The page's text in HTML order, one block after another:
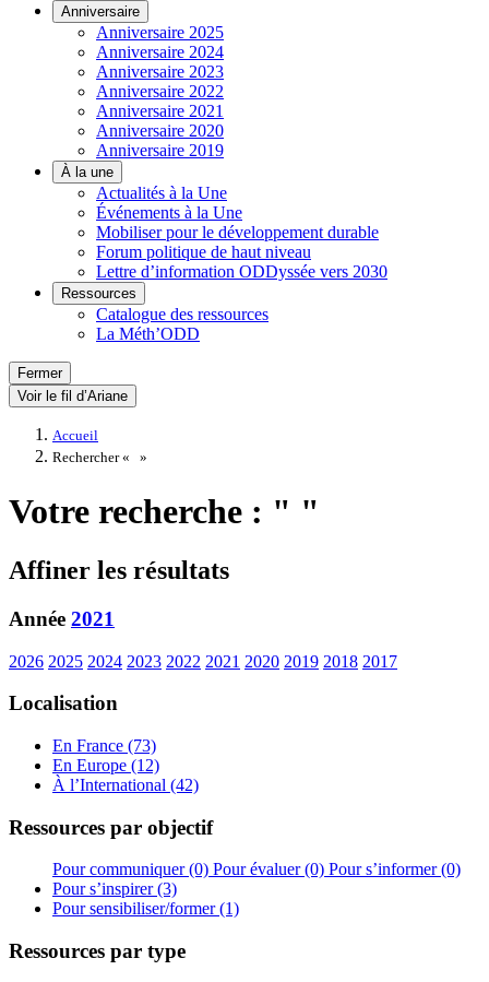
Anniversaire
Anniversaire 2025
Anniversaire 2024
Anniversaire 2023
Anniversaire 2022
Anniversaire 2021
Anniversaire 2020
Anniversaire 2019
À la une
Actualités à la Une
Événements à la Une
Mobiliser pour le développement durable
Forum politique de haut niveau
Lettre d’information ODDyssée vers 2030
Ressources
Catalogue des ressources
La Méth’ODD
Fermer
Voir le fil d’Ariane
Accueil
Rechercher «
»
Votre recherche : " "
Affiner les résultats
Année 2021
2026 2025 2024 2023 2022 2021 2020 2019 2018 2017
Localisation
En France (73)
En Europe (12)
À l’International (42)
Ressources par objectif
Pour communiquer (0) Pour évaluer (0) Pour s’informer (0)
Pour s’inspirer (3)
Pour sensibiliser/former (1)
Ressources par type